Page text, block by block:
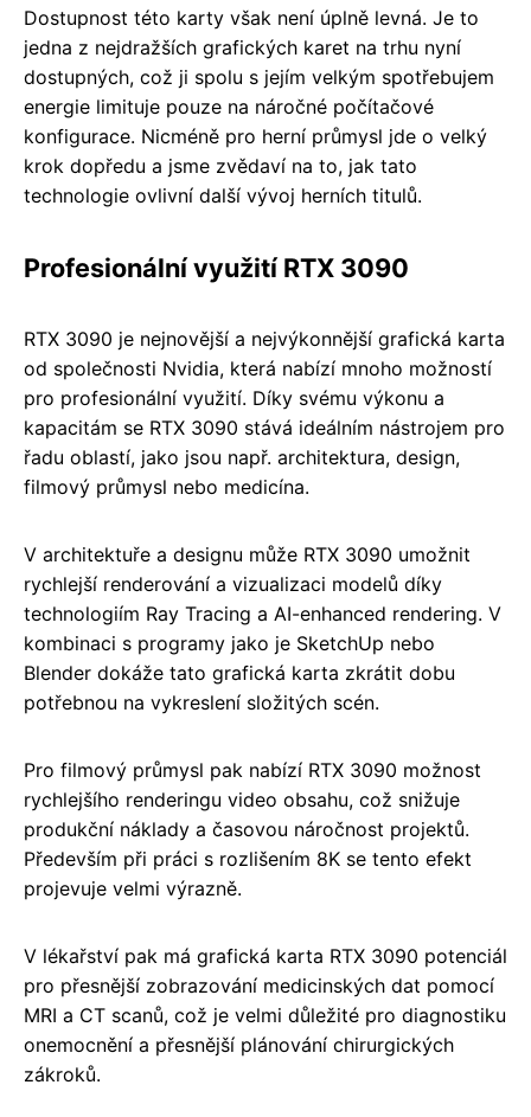
Dostupnost této karty však není úplně levná. Je to
jedna z nejdražších grafických karet na trhu nyní
dostupných, což ji spolu s jejím velkým spotřebujem
energie limituje pouze na náročné počítačové
konfigurace. Nicméně pro herní průmysl jde o velký
krok dopředu a jsme zvědaví na to, jak tato
technologie ovlivní další vývoj herních titulů.
Profesionální využití RTX 3090
RTX 3090 je nejnovější a nejvýkonnější grafická karta
od společnosti Nvidia, která nabízí mnoho možností
pro profesionální využití. Díky svému výkonu a
kapacitám se RTX 3090 stává ideálním nástrojem pro
řadu oblastí, jako jsou např. architektura, design,
filmový průmysl nebo medicína.
V architektuře a designu může RTX 3090 umožnit
rychlejší renderování a vizualizaci modelů díky
technologiím Ray Tracing a AI-enhanced rendering. V
kombinaci s programy jako je SketchUp nebo
Blender dokáže tato grafická karta zkrátit dobu
potřebnou na vykreslení složitých scén.
Pro filmový průmysl pak nabízí RTX 3090 možnost
rychlejšího renderingu video obsahu, což snižuje
produkční náklady a časovou náročnost projektů.
Především při práci s rozlišením 8K se tento efekt
projevuje velmi výrazně.
V lékařství pak má grafická karta RTX 3090 potenciál
pro přesnější zobrazování medicinských dat pomocí
MRI a CT scanů, což je velmi důležité pro diagnostiku
onemocnění a přesnější plánování chirurgických
zákroků.